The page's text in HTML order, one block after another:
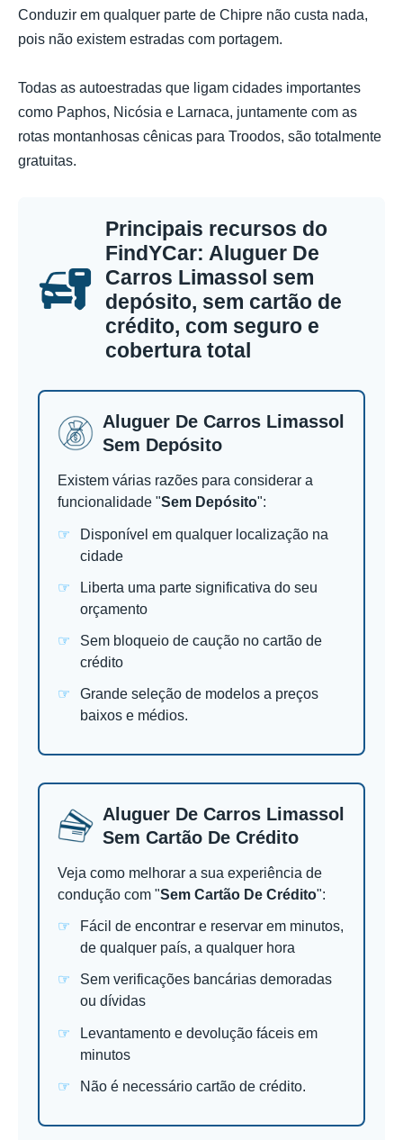
Conduzir em qualquer parte de Chipre não custa nada,
pois não existem estradas com portagem.
Todas as autoestradas que ligam cidades importantes
como Paphos, Nicósia e Larnaca, juntamente com as
rotas montanhosas cênicas para Troodos, são totalmente
gratuitas.
Principais recursos do
FindYCar: Aluguer De
Carros Limassol sem
depósito, sem cartão de
crédito, com seguro e
cobertura total
Aluguer De Carros Limassol
Sem Depósito
Existem várias razões para considerar a
funcionalidade "Sem Depósito":
Disponível em qualquer localização na
cidade
Liberta uma parte significativa do seu
orçamento
Sem bloqueio de caução no cartão de
crédito
Grande seleção de modelos a preços
baixos e médios.
Aluguer De Carros Limassol
Sem Cartão De Crédito
Veja como melhorar a sua experiência de
condução com "Sem Cartão De Crédito":
Fácil de encontrar e reservar em minutos,
de qualquer país, a qualquer hora
Sem verificações bancárias demoradas
ou dívidas
Levantamento e devolução fáceis em
minutos
Não é necessário cartão de crédito.